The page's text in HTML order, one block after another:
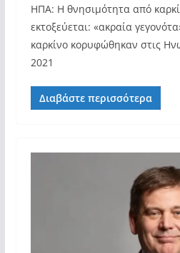
ΗΠΑ: Η θνησιμότητα από
εκτοξεύεται: «ακραία
καρκίνο κορυφώθηκαν στις
2021
Διαβάστε περισσότερα